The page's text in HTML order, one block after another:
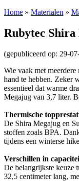
Home » Materialen »
Rubytec Shira
(gepubliceerd op: 29-
Wie vaak met
hand te hebben. Zeker
essentieel dat warme
Megajug van 3,7 liter.
Thermische
De Shira Megajug en
stoffen zoals BPA.
tijdens een winterse
Verschillen in
De belangrijkste keuze
32,5 centimeter lang,